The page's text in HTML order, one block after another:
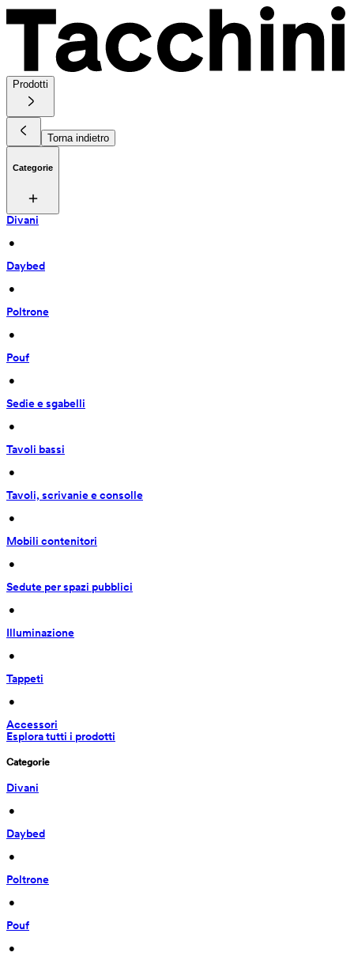
Prodotti
Torna indietro
Categorie
Divani
•
Daybed
•
Poltrone
•
Pouf
•
Sedie e sgabelli
•
Tavoli bassi
•
Tavoli, scrivanie e consolle
•
Mobili contenitori
•
Sedute per spazi pubblici
•
Illuminazione
•
Tappeti
•
Accessori
Esplora tutti i prodotti
Categorie
Divani
•
Daybed
•
Poltrone
•
Pouf
•